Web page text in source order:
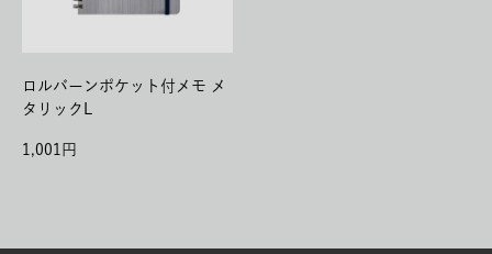
ロルバーンポケット付メモ メ
タリックL
1,001